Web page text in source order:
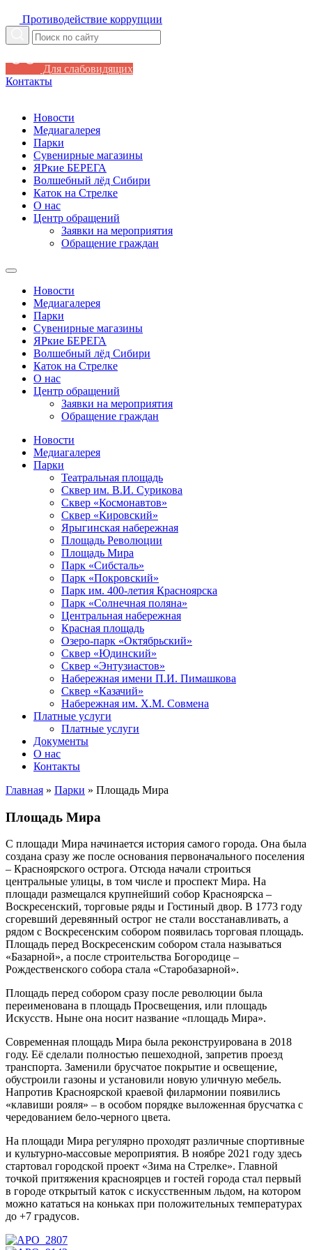
Противодействие коррупции
Для слабовидящих
Контакты
Новости
Медиагалерея
Парки
Сувенирные магазины
ЯРкие БЕРЕГА
Волшебный лёд Сибири
Каток на Стрелке
О нас
Центр обращений
Заявки на мероприятия
Обращение граждан
Новости
Медиагалерея
Парки
Сувенирные магазины
ЯРкие БЕРЕГА
Волшебный лёд Сибири
Каток на Стрелке
О нас
Центр обращений
Заявки на мероприятия
Обращение граждан
Новости
Медиагалерея
Парки
Театральная площадь
Сквер им. В.И. Сурикова
Сквер «Космонавтов»
Сквер «Кировский»
Ярыгинская набережная
Площадь Революции
Площадь Мира
Парк «Сибсталь»
Парк «Покровский»
Парк им. 400-летия Красноярска
Парк «Солнечная поляна»
Центральная набережная
Красная площадь
Озеро-парк «Октябрьский»
Сквер «Юдинский»
Сквер «Энтузиастов»
Набережная имени П.И. Пимашкова
Сквер «Казачий»
Набережная им. Х.М. Совмена
Платные услуги
Платные услуги
Документы
О нас
Контакты
Главная » Парки » Площадь Мира
Площадь Мира
С площади Мира начинается история самого города. Она была
создана сразу же после основания первоначального поселения
‒ Красноярского острога. Отсюда начали строиться
центральные улицы, в том числе и проспект Мира. На
площади размещался крупнейший собор Красноярска ‒
Воскресенский, торговые ряды и Гостиный двор. В 1773 году
сгоревший деревянный острог не стали восстанавливать, а
рядом с Воскресенским собором появилась торговая площадь.
Площадь перед Воскресенским собором стала называться
«Базарной», а после строительства Богородице –
Рождественского собора стала «Старобазарной».
Площадь перед собором сразу после революции была
переименована в площадь Просвещения, или площадь
Искусств. Ныне она носит название «площадь Мира».
Современная площадь Мира была реконструирована в 2018
году. Её сделали полностью пешеходной, запретив проезд
транспорта. Заменили брусчатое покрытие и освещение,
обустроили газоны и установили новую уличную мебель.
Напротив Красноярской краевой филармонии появились
«клавиши рояля» – в особом порядке выложенная брусчатка с
чередованием бело-черного цвета.
На площади Мира регулярно проходят различные спортивные
и культурно-массовые мероприятия. В ноябре 2021 году здесь
стартовал городской проект «Зима на Стрелке». Главной
точкой притяжения красноярцев и гостей города стал первый
в городе открытый каток с искусственным льдом, на котором
можно кататься на коньках при положительных температурах
до +7 градусов.